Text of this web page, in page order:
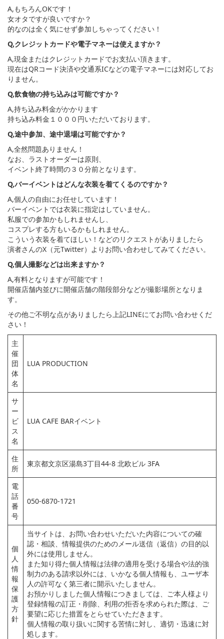
A,もちろんOKです！
女オタですが良いですか？
的なのは全く気にせず参加しちゃってください！
Q,クレジットカードや電子マネーは使えますか？
A,現金またはクレジットカードでお支払い頂きます。
現在はQRコード決済や交通系ICなどの電子マネーには対応してお
りません。
Q,飲食物の持ち込みは可能ですか？
A,持ち込み料金がかかります
持ち込み料金１０００円いただいております。
Q,途中参加、途中退場は可能ですか？
A,全然問題ありません！
なお、ラストオーダーは原則、
イベント終了時間の３０分前となります。
Q,バーイベントはどんな衣装を着てくるのですか？
A,個人の自由にお任せしています！
バーイベントでは衣装に指定はしていません。
私服での参加かもしれませんし、
コスプレする方もいるかもしれません。
こういう衣装を着てほしい！などのリクエストがありましたら
演者さんのX（元Twitter）よりお問い合わせしてみてください。
Q,個人撮影などは出来ますか？
A,有料となりますが可能です！
開催店舗内並びに開催店舗の階段部分などが撮影場所となりま
す。
その他ご不明な点がありましたら上記LINEにてお問い合わせくだ
さい！
主
催
団
体
名
LUA PRODUCTION
サ
ー
ビ
ス
名
LUA CAFE BARイベント
住
所
東京都文京区湯島3丁目44-8 北欧ビル 3FA
電
話
番
号
050-6870-1721
個
人
情
報
保
護
方
針
当サイトは、お問い合わせいただいた内容についての確
認・相談、情報提供のためのメール送信（返信）の目的以
外には使用しません。
また知り得た個人情報は法律の適用を受ける場合や法的強
制力のある請求以外には、いかなる個人情報も、ユーザ本
人の許可なく第三者に開示いたしません。
お預かりしました個人情報につきましては、ご本人様より
登録情報の訂正・削除、利用の拒否を求められた際は、ご
要望に応じた措置をとらせていただきます。
個人情報の取り扱いに関する苦情に対し、適切・迅速に対
処します。